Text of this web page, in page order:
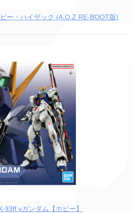
ー・ハイザック (A.O.Z RE-BOOT版)
93ff νガンダム【ホビー】